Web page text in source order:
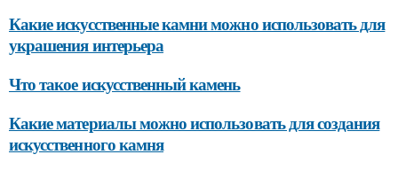
Какие искусственные камни можно использовать для
украшения интерьера
Что такое искусственный камень
Какие материалы можно использовать для создания
искусственного камня